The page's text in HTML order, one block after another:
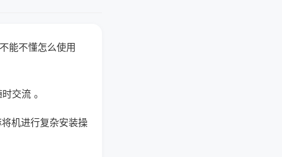
能不懂怎么使用
交流 。
机进行复杂安装操